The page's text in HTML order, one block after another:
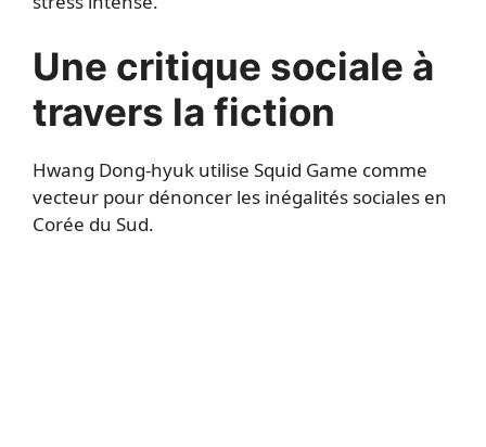
Une critique sociale à
travers la fiction
Hwang Dong-hyuk utilise Squid Game comme
vecteur pour dénoncer les inégalités sociales en
Corée du Sud.